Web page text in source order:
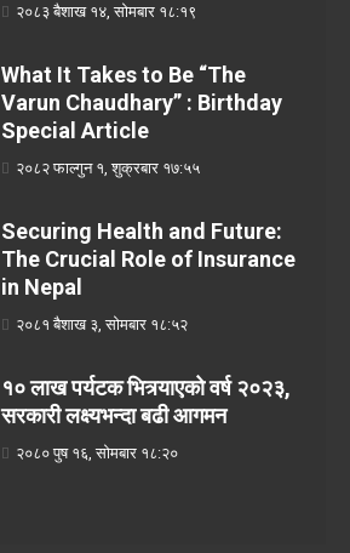
२०८३ बैशाख १४, सोमबार १८:१९
What It Takes to Be “The
Varun Chaudhary” : Birthday
Special Article
२०८२ फाल्गुन १, शुक्रबार १७:५५
Securing Health and Future:
The Crucial Role of Insurance
in Nepal
२०८१ बैशाख ३, सोमबार १८:५२
१० लाख पर्यटक भित्र्याएको वर्ष २०२३,
सरकारी लक्ष्यभन्दा बढी आगमन
२०८० पुष १६, सोमबार १८:२०